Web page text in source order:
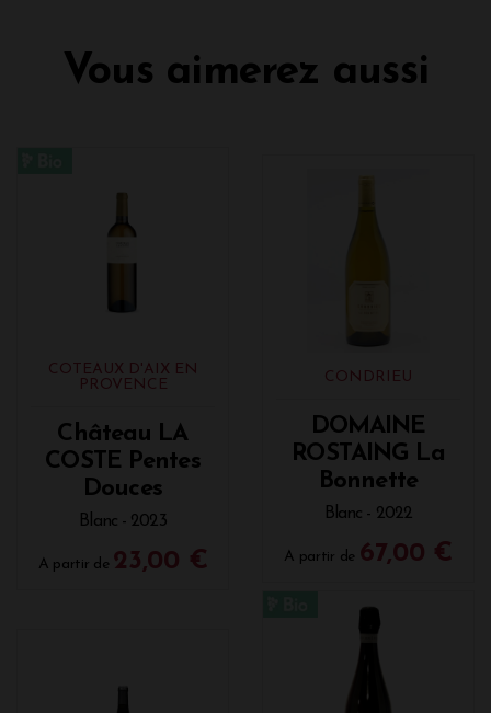
Vous aimerez aussi
COTEAUX D'AIX EN
PROVENCE
Château LA
COSTE Pentes
Douces
Blanc - 2023
A partir de 23,00 €
CONDRIEU
DOMAINE
ROSTAING La
Bonnette
Blanc - 2022
A partir de 67,00 €